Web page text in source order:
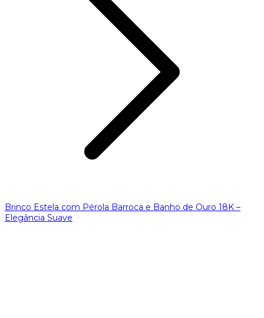
Brinco Estela com Pérola Barroca e Banho de Ouro 18K –
Elegância Suave